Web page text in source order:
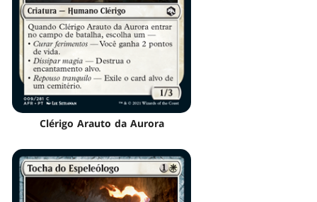
Clérigo Arauto da Aurora